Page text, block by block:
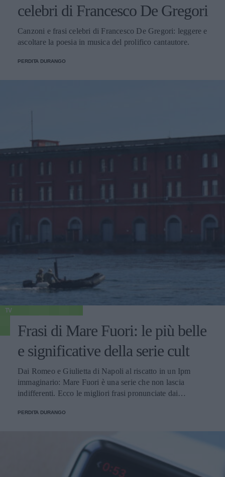
celebri di Francesco De Gregori
Canzoni e frasi celebri di Francesco De Gregori: leggere e
ascoltare la poesia in musica del prolifico cantautore.
PERDITA DURANGO
TV
Frasi di Mare Fuori: le più belle
e significative della serie cult
Dai Romeo e Giulietta di Napoli al riscatto in un Ipm
immaginario: Mare Fuori è una serie che non lascia
indifferenti. Ecco le migliori frasi pronunciate dai
PERDITA DURANGO